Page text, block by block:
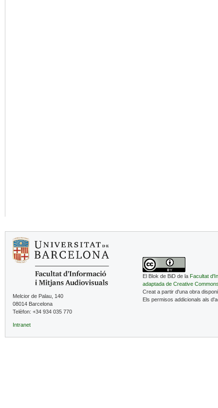
Melcior de Palau, 140
08014 Barcelona
Telèfon: +34 934 035 770
Intranet
El Blok de BiD de la Facultat
adaptada de Creative
Creat a partir d'una obra
Els permisos addicionals als